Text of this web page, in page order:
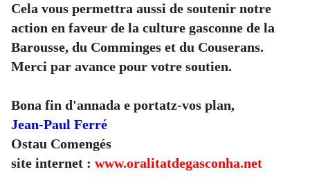
Cela vous permettra aussi de soutenir notre
action en faveur de la culture gasconne de la
Barousse, du Comminges et du Couserans.
Merci par avance pour votre soutien.
Bona fin d'annada e portatz-vos plan,
Jean-Paul Ferré
Ostau Comengés
site internet : www.oralitatdegasconha.net